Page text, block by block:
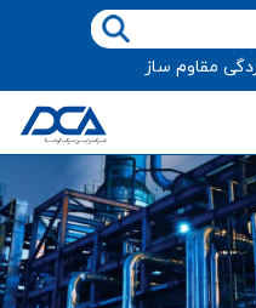
مقاوم ساز